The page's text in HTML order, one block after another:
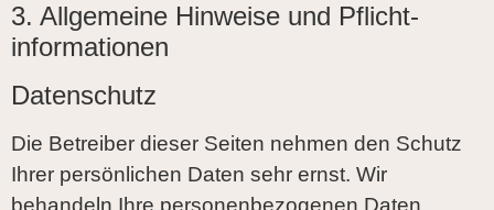
3. Allgemeine Hinweise und Pflicht­
informationen
Datenschutz
Die Betreiber dieser Seiten nehmen den Schutz
Ihrer persönlichen Daten sehr ernst. Wir
behandeln Ihre personenbezogenen Daten